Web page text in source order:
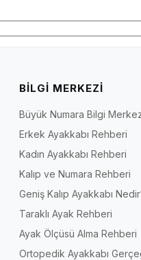
BİLGİ MERKEZİ
Büyük Numara Bilgi
Erkek Ayakkabı Rehberi
Kadın Ayakkabı Rehberi
Kalıp ve Numara Rehberi
Geniş Kalıp Ayakkabı
Taraklı Ayak Rehberi
Ayak Ölçüsü Alma Rehberi
Ortopedik Ayakkabı